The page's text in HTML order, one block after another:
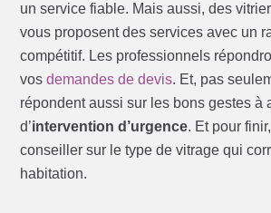
un service fiable. Mais aussi, des
vous proposent des services avec un
compétitif. Les professionnels
vosdemandes de devis. Et, pas
répondent aussi sur les bons gestes à
d’intervention d’urgence. Et pour
conseiller sur le type de vitrage qui
habitation.